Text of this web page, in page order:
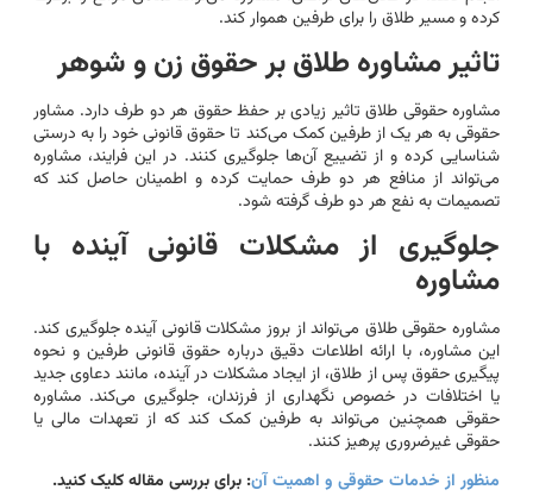
کرده و مسیر طلاق را برای طرفین هموار کند.
تاثیر مشاوره طلاق بر حقوق زن و شوهر
مشاوره حقوقی طلاق تاثیر زیادی بر حفظ حقوق هر دو طرف دارد. مشاور
حقوقی به هر یک از طرفین کمک می‌کند تا حقوق قانونی خود را به درستی
شناسایی کرده و از تضییع آن‌ها جلوگیری کنند. در این فرایند، مشاوره
می‌تواند از منافع هر دو طرف حمایت کرده و اطمینان حاصل کند که
تصمیمات به نفع هر دو طرف گرفته شود.
جلوگیری از مشکلات قانونی آینده با
مشاوره
مشاوره حقوقی طلاق می‌تواند از بروز مشکلات قانونی آینده جلوگیری کند.
این مشاوره، با ارائه اطلاعات دقیق درباره حقوق قانونی طرفین و نحوه
پیگیری حقوق پس از طلاق، از ایجاد مشکلات در آینده، مانند دعاوی جدید
یا اختلافات در خصوص نگهداری از فرزندان، جلوگیری می‌کند. مشاوره
حقوقی همچنین می‌تواند به طرفین کمک کند که از تعهدات مالی یا
حقوقی غیرضروری پرهیز کنند.
منظور از خدمات حقوقی و اهمیت آن: برای بررسی مقاله کلیک کنید.